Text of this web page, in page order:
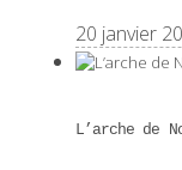
20 janvier
L’arche de